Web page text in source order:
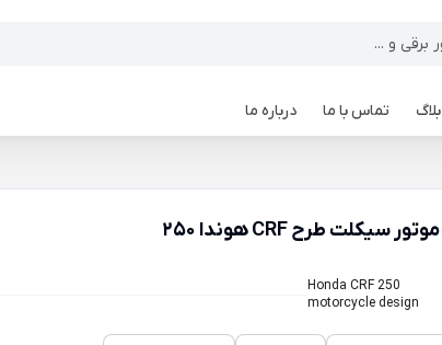
بلاگ تماس با ما درباره ما
موتور سیکلت طرح CRF هوندا 250
Honda CRF 250
motorcycle design